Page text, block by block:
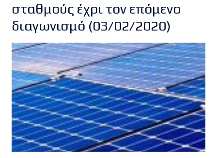
σταθμούς έχρι τον επόμενο
διαγωνισμό (03/02/2020)